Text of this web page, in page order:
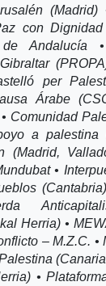
(Madrid)
con
de Andalucía
per
Árabe
Comunidad
a
(Madrid,
•
Herria) •
– M.Z.C. •
•